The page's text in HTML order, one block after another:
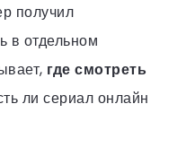
получил
в отдельном
где смотреть
ли сериал онлайн